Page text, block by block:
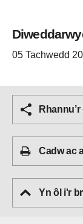
05 Tachwedd
Cadw ac
Yn ôl i'r